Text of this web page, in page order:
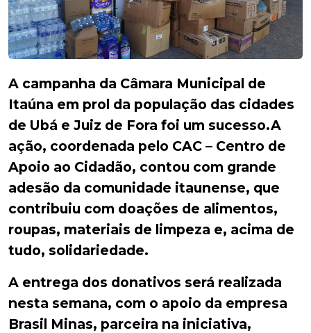
A campanha da Câmara Municipal de
Itaúna em prol da população das cidades
de Ubá e Juiz de Fora foi um sucesso.A
ação, coordenada pelo CAC – Centro de
Apoio ao Cidadão, contou com grande
adesão da comunidade itaunense, que
contribuiu com doações de alimentos,
roupas, materiais de limpeza e, acima de
tudo, solidariedade.
A entrega dos donativos será realizada
nesta semana, com o apoio da empresa
Brasil Minas, parceira na iniciativa,